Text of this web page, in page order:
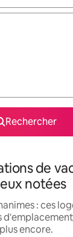
Rechercher
de
notées
: ces
plus encore.